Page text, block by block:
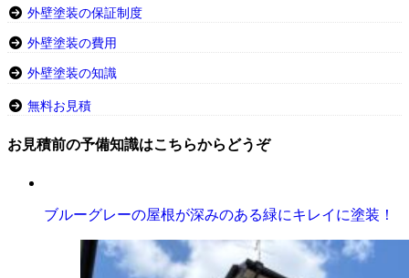
外壁塗装の保証制度
外壁塗装の費用
外壁塗装の知識
無料お見積
お見積前の予備知識はこちらからどうぞ
ブルーグレーの屋根が深みのある緑にキレイに塗装！